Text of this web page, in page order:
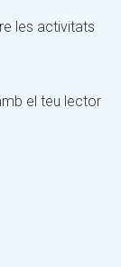
les activitats
el teu lector